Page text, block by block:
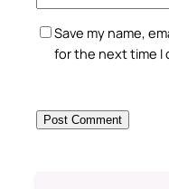
Save my name,
for the next time I